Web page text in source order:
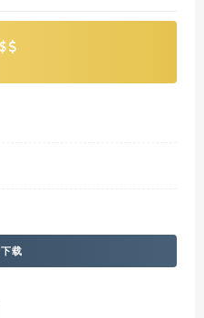
$
载